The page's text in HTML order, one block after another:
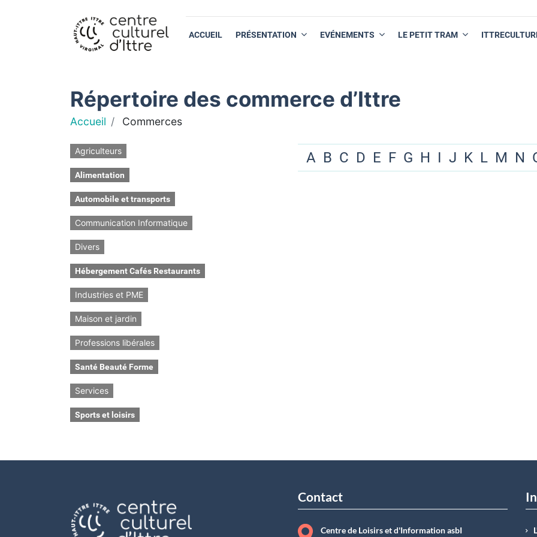
ACCUEIL PRÉSENTATION EVÉNEMENTS LE PETIT TRAM
Répertoire des commerce d’Ittre
Accueil Commerces
Agriculteurs
Alimentation
Automobile et transports
Communication Informatique
Divers
Hébergement Cafés Restaurants
Industries et PME
Maison et jardin
Professions libérales
Santé Beauté Forme
Services
Sports et loisirs
A B C D E F G H I J K L M N
Contact
Centre de Loisirs et d'Information asbI